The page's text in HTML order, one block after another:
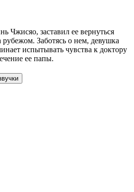
Чжисяо, заставил ее вернуться
рубежом. Заботясь о нем, девушка
испытывать чувства к доктору
ее папы.